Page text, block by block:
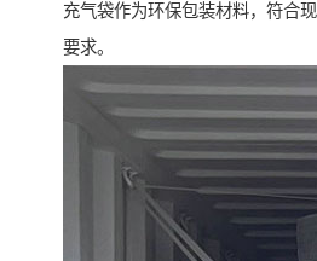
充气袋作为环保包装材料，符合
要求。